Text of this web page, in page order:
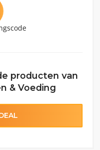
producten van
& Voeding